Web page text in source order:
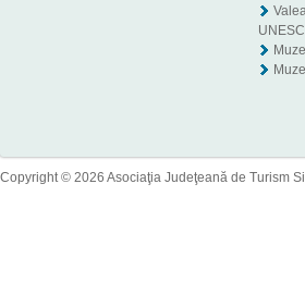
Copyright © 2026 Asociaţia Judeţeană de Turism